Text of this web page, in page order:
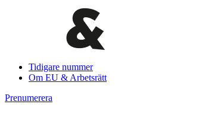
Tidigare nummer
Om EU & Arbetsrätt
Prenumerera